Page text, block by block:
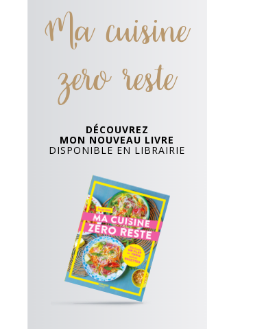
Ma cuisine
zero reste
DÉCOUVREZ
MON NOUVEAU LIVRE
DISPONIBLE EN LIBRAIRIE